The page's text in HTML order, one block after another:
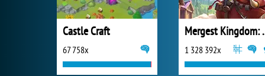
Castle Craft
67 758x 1 328 392x